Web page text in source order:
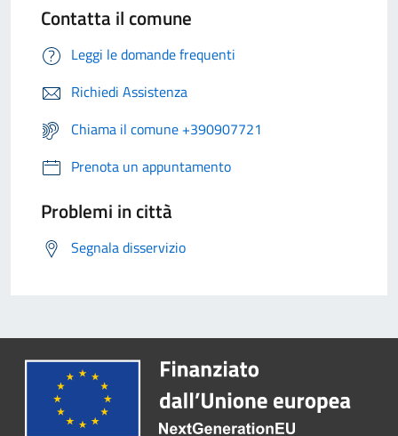
Contatta il comune
Leggi le domande frequenti
Richiedi Assistenza
Chiama il comune +390907721
Prenota un appuntamento
Problemi in città
Segnala disservizio